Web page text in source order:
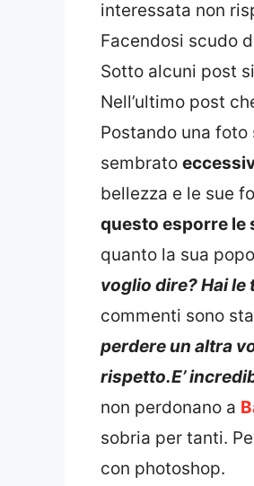
interessata non
Facendosi scudo
Sotto alcuni post
Nell’ultimo post
Postando una foto
sembrato
bellezza e le sue
questo esporre le
quanto la sua
voglio dire? Hai le
commenti sono
perdere un altra
rispetto.E’
non perdonano a
sobria per tanti.
con photoshop.